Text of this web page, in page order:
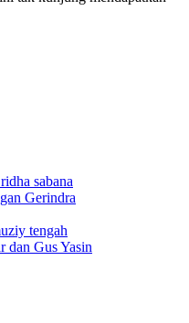
Gerindra
dan Gus Yasin